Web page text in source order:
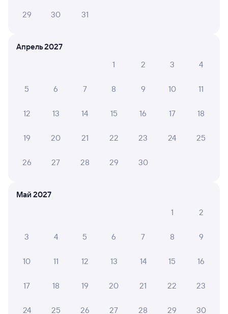
из Анапы
07:53
ближайшие: 8, 10, 12 августа Маршрут
Купе Плацкарт
515С Проходящий
Саратов
Дни следования ближайшие: 7, 9, 11 августа Маршрут
Плацкарт Купе
29 30 31
Апрель 2027
1
2 3 4
5 6 7 8 9 10 11
12 13 14 15 16 17 18
19 20 21 22 23 24 25
26 27 28 29 30
Май 2027
1
2
3 4 5 6 7 8 9
10 11 12 13 14 15 16
17 18 19 20 21 22 23
24 25 26 27 28 29 30